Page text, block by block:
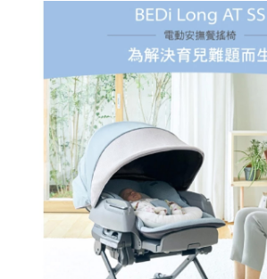
２．訂單成立數日內，您將收到繳費通知簡訊。
３．收到繳費通知簡訊後14天內，點擊此簡訊中的
ATM／網路銀行／等多元方式進行付款，方視為交易
※ 請注意：結帳手續完成當下不需立刻繳費，但若
購買商品的店家。未經商家同意取消之訂單仍視為
後付繳納相關費用。
※ 交易是否成功請以「AFTEE先享後付 」之結帳頁
是否繳費成功／繳費後需取消欲退款等相關疑問，
客戶支援中心」
https://
【注意事項】
１．透過由恩沛科技股份有限公司提供之「AFTEE
易，需依本服務之必要範圍內提供個人資料，並將
權轉讓予恩沛科技股份有限公司。
２．關於個人資料處理事宜，請瀏覽以下網址：
https://aftee.tw/terms/#terms3
３．未成年的使用者請事先徵得法定代理人或監護
每筆NT$150，滿NT$890(含以上)免運費